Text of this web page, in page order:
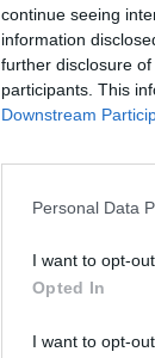
continue seeing
information
further disclosure
participants. This
Downstream
Personal Data
I want to opt-
Opted In
I want to opt-